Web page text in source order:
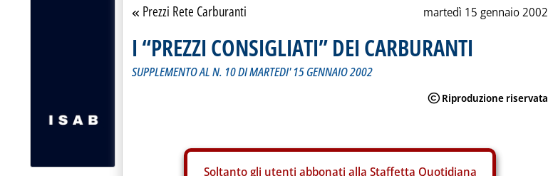
Torna alla sezione
Prezzi Rete Carburanti martedì 15 gennaio 2002
I “PREZZI CONSIGLIATI” DEI CARBURANTI
SUPPLEMENTO AL N. 10 DI MARTEDI' 15 GENNAIO 2002
Soltanto gli utenti abbonati alla Staffetta Quotidiana